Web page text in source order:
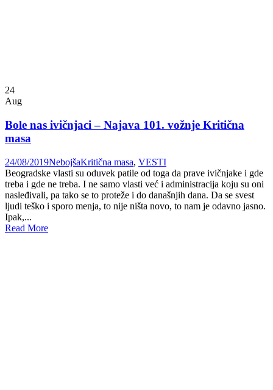
24
Aug
Bole nas ivičnjaci – Najava 101. vožnje Kritična
masa
24/08/2019NebojšaKritična masa, VESTI
Beogradske vlasti su oduvek patile od toga da prave ivičnjake i gde
treba i gde ne treba. I ne samo vlasti već i administracija koju su oni
nasleđivali, pa tako se to proteže i do današnjih dana. Da se svest
ljudi teško i sporo menja, to nije ništa novo, to nam je odavno jasno.
Ipak,...
Read More